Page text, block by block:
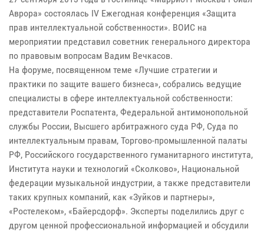
Аврора» состоялась IV Ежегодная конференция «Защита
прав интеллектуальной собственности». ВОИС на
мероприятии представил советник генерального директора
по правовым вопросам Вадим Вечкасов.
На форуме, посвященном теме «Лучшие стратегии и
практики по защите вашего бизнеса», собрались ведущие
специалисты в сфере интеллектуальной собственности:
представители Роспатента, Федеральной антимонопольной
службы России, Высшего арбитражного суда РФ, Суда по
интеллектуальным правам, Торгово-промышленной палаты
РФ, Российского государственного гуманитарного института,
Института науки и технологий «Сколково», Национальной
федерации музыкальной индустрии, а также представители
таких крупных компаний, как «Зуйков и партнеры»,
«Ростелеком», «Байерсдорф». Эксперты поделились друг с
другом ценной профессиональной информацией и обсудили